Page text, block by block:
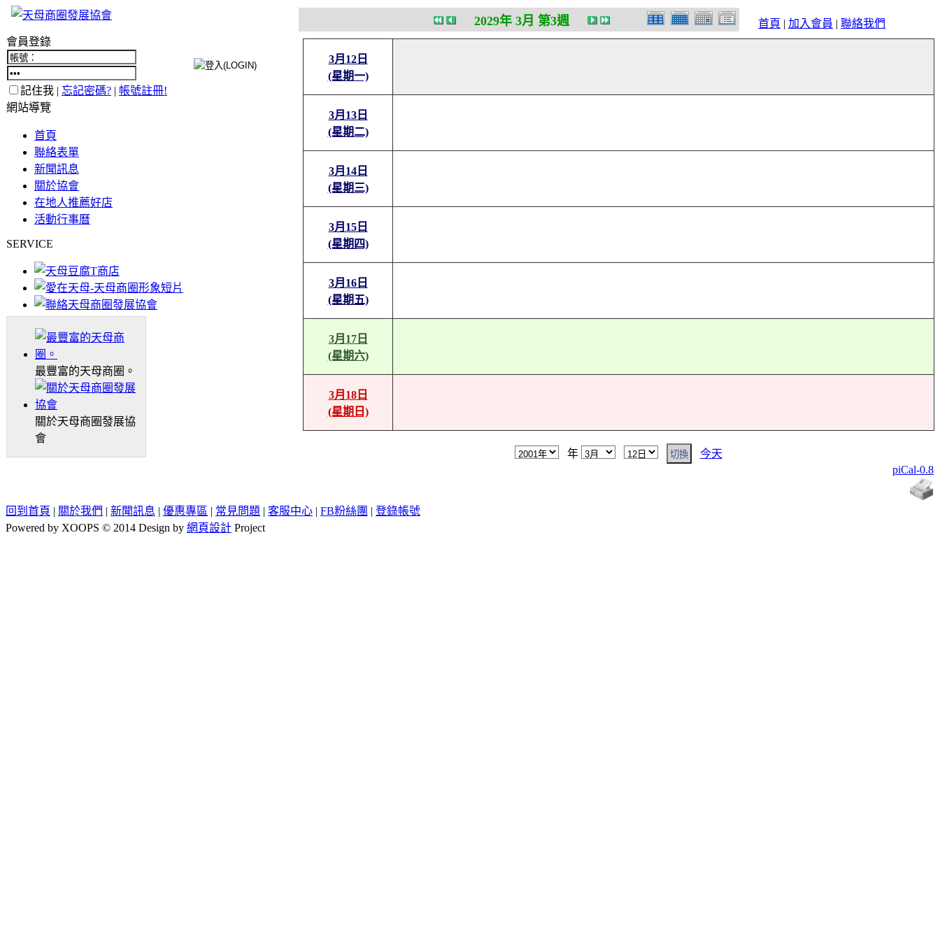
首頁 | 加入會員 | 聯絡我們
會員登錄
記住我 | 忘記密碼? | 帳號註冊!
網站導覽
首頁
聯絡表單
新聞訊息
關於協會
在地人推薦好店
活動行事曆
SERVICE
最豐富的天母商圈。
關於天母商圈發展協
會
2029年 3月 第3週
3月12日
(星期一)
3月13日
(星期二)
3月14日
(星期三)
3月15日
(星期四)
3月16日
(星期五)
3月17日
(星期六)
3月18日
(星期日)
年
今天
piCal-0.8
回到首頁 | 關於我們 | 新聞訊息 | 優惠專區 | 常見問題 | 客服中心 | FB粉絲團 | 登錄帳號
Powered by XOOPS © 2014 Design by 網頁設計 Project